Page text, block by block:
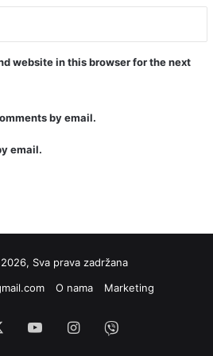
website in this browser for the next
by email.
email.
Sva prava zadržana
O nama Marketing
YouTubeInstagram
Viber